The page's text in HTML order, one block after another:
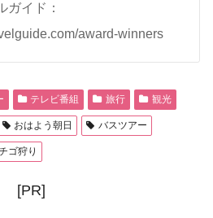
ガイド：
award-winners
テレビ番組 旅行 観光
おはよう朝日 バスツアー
ゴ狩り
[PR]